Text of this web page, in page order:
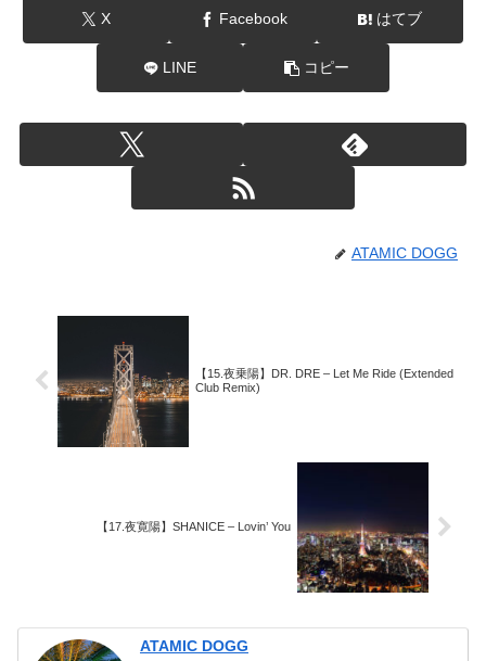
X Facebook はてブ
LINE コピー
ATAMIC DOGG
【15.夜乗陽】DR. DRE – Let Me Ride (Extended
Club Remix)
【17.夜寛陽】SHANICE – Lovin’ You
ATAMIC DOGG